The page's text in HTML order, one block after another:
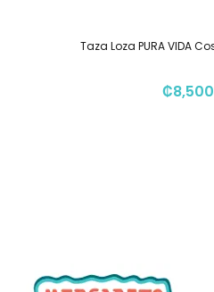
Taza Loza PURA VIDA
₡